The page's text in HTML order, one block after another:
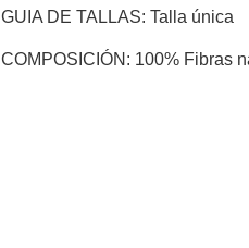
GUIA DE TALLAS: Talla única
COMPOSICIÓN: 100% Fibras